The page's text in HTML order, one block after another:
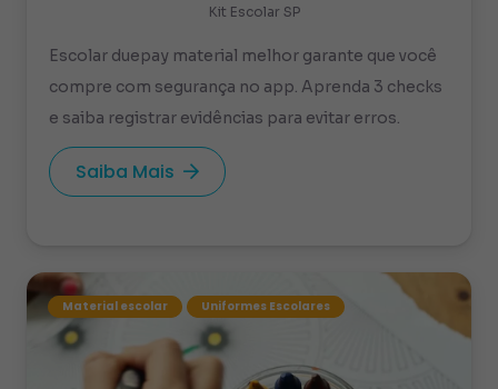
Kit Escolar SP
Escolar duepay material melhor garante que você
compre com segurança no app. Aprenda 3 checks
e saiba registrar evidências para evitar erros.
Saiba Mais
Material escolar Uniformes Escolares